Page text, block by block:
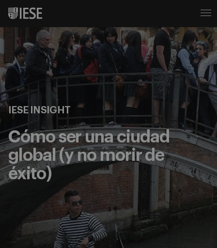
IESE INSIGHT
Cómo ser una ciudad
global (y no morir de
éxito)